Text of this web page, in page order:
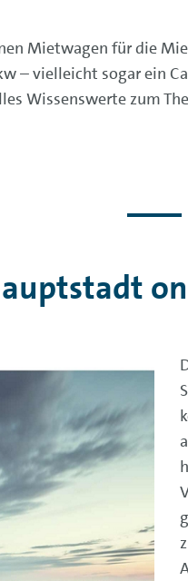
Mietwagen für die
– vielleicht sogar ein
Wissenswerte zum